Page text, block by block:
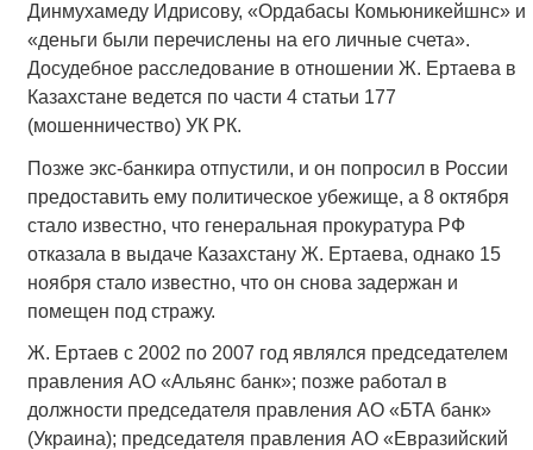
Динмухамеду Идрисову, «Ордабасы Комьюникейшнс» и
«деньги были перечислены на его личные счета».
Досудебное расследование в отношении Ж. Ертаева в
Казахстане ведется по части 4 статьи 177
(мошенничество) УК РК.
Позже экс-банкира отпустили, и он попросил в России
предоставить ему политическое убежище, а 8 октября
стало известно, что генеральная прокуратура РФ
отказала в выдаче Казахстану Ж. Ертаева, однако 15
ноября стало известно, что он снова задержан и
помещен под стражу.
Ж. Ертаев с 2002 по 2007 год являлся председателем
правления АО «Альянс банк»; позже работал в
должности председателя правления АО «БТА банк»
(Украина); председателя правления АО «Евразийский